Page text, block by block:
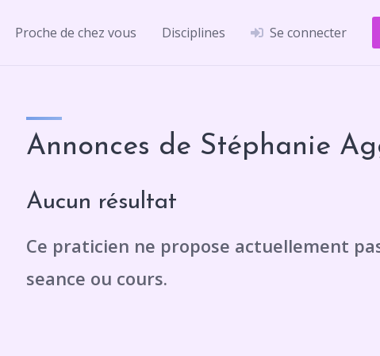
Proche de chez vous Disciplines Se connecter
Annonces de Stéphanie
Aucun résultat